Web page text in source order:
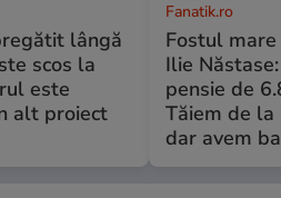
lângă
scos la
este
alt proiect
Fanatik.ro
Fostul
Ilie
pensie de
Tăiem de la
dar avem